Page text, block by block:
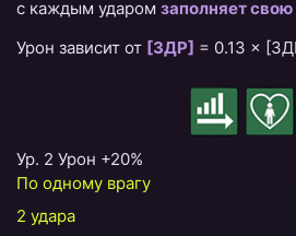
с каждым ударом заполняет
Урон зависит от [ЗДР] = 0.13 ×
Ур. 2 Урон +20%
По одному врагу
2 удара